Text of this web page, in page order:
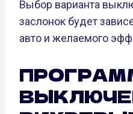
Выбор варианта
заслонок будет
авто и желаемого